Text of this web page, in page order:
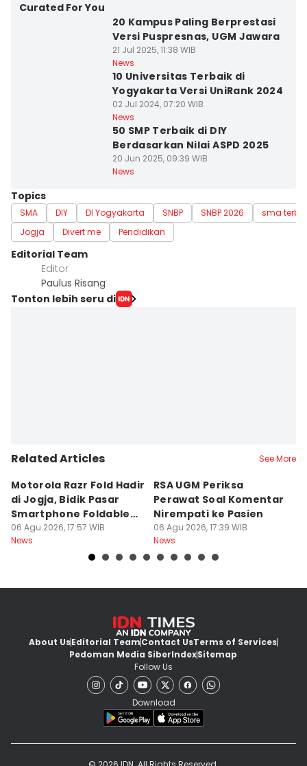
Curated For You
20 Kampus Paling Berprestasi
Versi Puspresnas, UGM Jawara
21 Jul 2025, 11:38 WIB
News
10 Universitas Terbaik di
Yogyakarta Versi UniRank 2024
02 Jul 2024, 07:20 WIB
News
50 SMP Terbaik di DIY
Berdasarkan Nilai ASPD 2025
20 Jun 2025, 09:39 WIB
News
Topics
SMA DIY DI Yogyakarta SNBP SNBP 2026
sma
Jogja
Divert me Pendidikan
Editorial Team
Editor
Paulus Risang
Tonton lebih seru di
Related Articles See More
Motorola Razr Fold Hadir
di Jogja, Bidik Pasar
Smartphone Foldable
Premium
06 Agu 2026, 17:57 WIB
News
RSA UGM Periksa
Perawat Soal Komentar
Nirempati ke Pasien
06 Agu 2026, 17:39 WIB
News
About UsEditorial TeamContact UsTerms of Services
Pedoman Media SiberIndexSitemap
Follow Us
Download